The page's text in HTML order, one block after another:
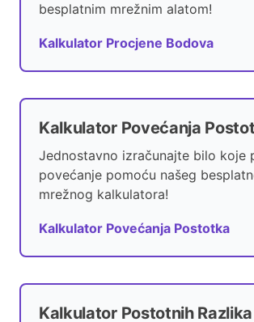
besplatnim mrežnim alatom!
Kalkulator Procjene Bodova
Kalkulator Povećanja
Jednostavno izračunajte bilo koje
povećanje pomoću našeg
mrežnog kalkulatora!
Kalkulator Povećanja Postotka
Kalkulator Postotnih Razlika